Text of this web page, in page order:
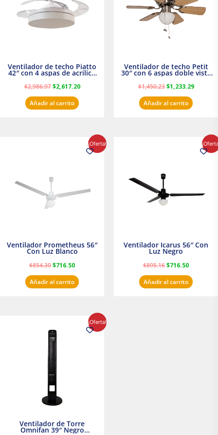
Ventilador de techo Piatto
42″ con 4 aspas de acrilico
transparente
$2,986.97 $2,617.20
Añadir al carrito
Ventilador de techo Petit
30″ con 6 aspas doble vista
Satinado Masterfan
$1,450.23 $1,233.29
Añadir al carrito
¡Oferta!
Ventilador Prometheus 56″
Con Luz Blanco
$854.30$716.50
precio
actual
Añadir al carrito
Ventilador Icarus 56″ Con
Luz Negro
$895.16$716.50
precio
actual
Añadir al carrito
¡Oferta!
Ventilador de Torre
Omnifan 39″ Negro
original
era:
precio
actual